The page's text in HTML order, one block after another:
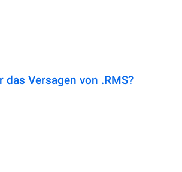
Versagen von .RMS?